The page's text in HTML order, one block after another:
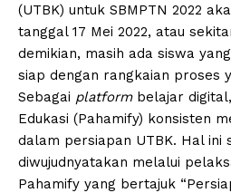
(UTBK) untuk SBMPTN 2022
tanggal 17 Mei 2022, atau
demikian, masih ada siswa
siap dengan rangkaian proses
Sebagai platformbelajar
Edukasi (Pahamify) konsisten
dalam persiapan UTBK. Hal ini
diwujudnyatakan melalui
Pahamify yang bertajuk